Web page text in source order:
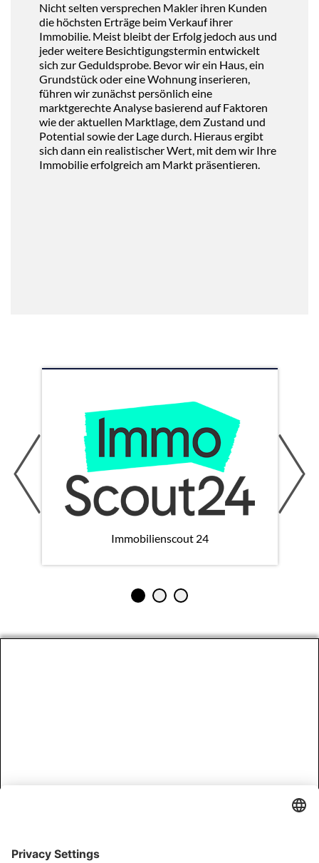
Nicht selten versprechen Makler ihren Kunden
die höchsten Erträge beim Verkauf ihrer
Immobilie. Meist bleibt der Erfolg jedoch aus und
jeder weitere Besichtigungstermin entwickelt
sich zur Geduldsprobe. Bevor wir ein Haus, ein
Grundstück oder eine Wohnung inserieren,
führen wir zunächst persönlich eine
marktgerechte Analyse basierend auf Faktoren
wie der aktuellen Marktlage, dem Zustand und
Potential sowie der Lage durch. Hieraus ergibt
sich dann ein realistischer Wert, mit dem wir Ihre
Immobilie erfolgreich am Markt präsentieren.
Immobilienscout 24